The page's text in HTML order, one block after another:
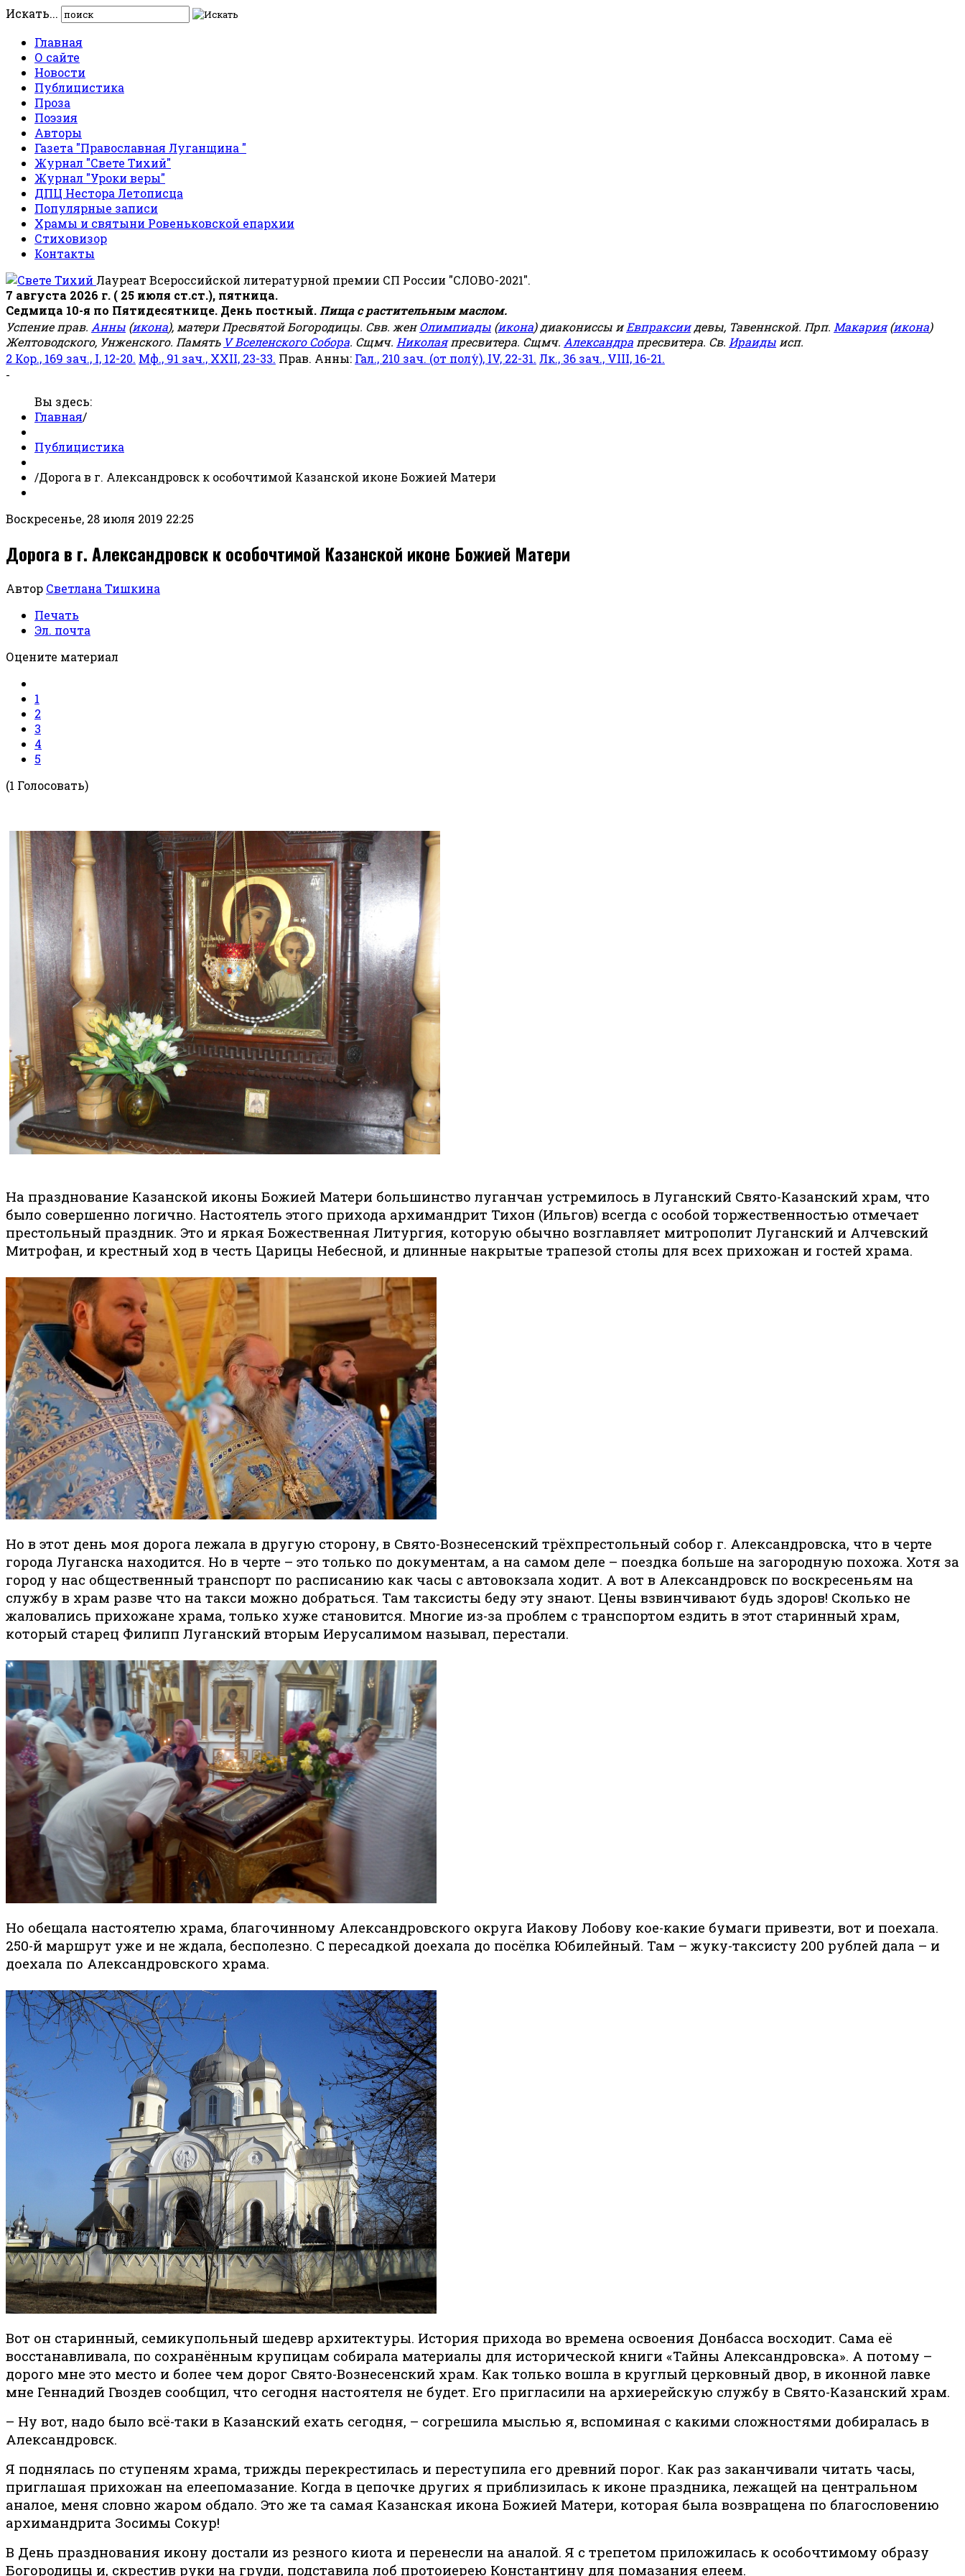
Искать...
Главная
О сайте
Новости
Публицистика
Проза
Поэзия
Авторы
Газета "Православная Луганщина "
Журнал "Свете Тихий"
Журнал "Уроки веры"
ДПЦ Нестора Летописца
Популярные записи
Храмы и святыни Ровеньковской епархии
Стиховизор
Контакты
Лауреат Всероссийской литературной премии СП России "СЛОВО-2021".
7 августа 2026 г. ( 25 июля ст.ст.), пятница.
Седмица 10-я по Пятидесятнице. День постный. Пища с растительным маслом.
Успение прав. Анны (икона), матери Пресвятой Богородицы. Свв. женОлимпиады (икона) диакониссы иЕвпраксиидевы, Тавеннской. Прп. Макария(икона)
Желтоводского, Унженского. Память V Вселенского Собора. Сщмч. Николаяпресвитера. Сщмч. Александра пресвитера. Св. Ираиды исп.
2 Кор., 169 зач., I, 12-20. Мф., 91 зач., XXII, 23-33. Прав. Анны: Гал., 210 зач. (от полу́), IV, 22-31. Лк., 36 зач., VIII, 16-21.
-
Вы здесь:
Главная/
Публицистика
/Дорога в г. Александровск к особочтимой Казанской иконе Божией Матери
Воскресенье, 28 июля 2019 22:25
Дорога в г. Александровск к особочтимой Казанской иконе Божией Матери
Автор Светлана Тишкина
Печать
Эл. почта
Оцените материал
1
2
3
4
5
(1 Голосовать)
На празднование Казанской иконы Божией Матери большинство луганчан устремилось в Луганский Свято-Казанский храм, что
было совершенно логично. Настоятель этого прихода архимандрит Тихон (Ильгов) всегда с особой торжественностью отмечает
престольный праздник. Это и яркая Божественная Литургия, которую обычно возглавляет митрополит Луганский и Алчевский
Митрофан, и крестный ход в честь Царицы Небесной, и длинные накрытые трапезой столы для всех прихожан и гостей храма.
Но в этот день моя дорога лежала в другую сторону, в Свято-Вознесенский трёхпрестольный собор г. Александровска, что в черте
города Луганска находится. Но в черте – это только по документам, а на самом деле – поездка больше на загородную похожа. Хотя за
город у нас общественный транспорт по расписанию как часы с автовокзала ходит. А вот в Александровск по воскресеньям на
службу в храм разве что на такси можно добраться. Там таксисты беду эту знают. Цены взвинчивают будь здоров! Сколько не
жаловались прихожане храма, только хуже становится. Многие из-за проблем с транспортом ездить в этот старинный храм,
который старец Филипп Луганский вторым Иерусалимом называл, перестали.
Но обещала настоятелю храма, благочинному Александровского округа Иакову Лобову кое-какие бумаги привезти, вот и поехала.
250-й маршрут уже и не ждала, бесполезно. С пересадкой доехала до посёлка Юбилейный. Там – жуку-таксисту 200 рублей дала – и
доехала по Александровского храма.
Вот он старинный, семикупольный шедевр архитектуры. История прихода во времена освоения Донбасса восходит. Сама её
восстанавливала, по сохранённым крупицам собирала материалы для исторической книги «Тайны Александровска». А потому –
дорого мне это место и более чем дорог Свято-Вознесенский храм. Как только вошла в круглый церковный двор, в иконной лавке
мне Геннадий Гвоздев сообщил, что сегодня настоятеля не будет. Его пригласили на архиерейскую службу в Свято-Казанский храм.
– Ну вот, надо было всё-таки в Казанский ехать сегодня, – согрешила мыслью я, вспоминая с какими сложностями добиралась в
Александровск.
Я поднялась по ступеням храма, трижды перекрестилась и переступила его древний порог. Как раз заканчивали читать часы,
приглашая прихожан на елеепомазание. Когда в цепочке других я приблизилась к иконе праздника, лежащей на центральном
аналое, меня словно жаром обдало. Это же та самая Казанская икона Божией Матери, которая была возвращена по благословению
архимандрита Зосимы Сокур!
В День празднования икону достали из резного киота и перенесли на аналой. Я с трепетом приложилась к особочтимому образу
Богородицы и, скрестив руки на груди, подставила лоб протоиерею Константину для помазания елеем.